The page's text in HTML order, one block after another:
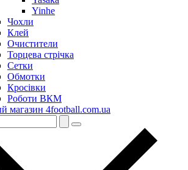
Yinhe
Чохли
Клей
Очистители
Торцева стрічка
Сетки
Обмотки
Кросівки
Роботи ВКМ